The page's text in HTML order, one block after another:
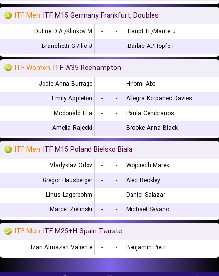
ITF Men ITF M15 Germany Frankfurt, Doubles
Dutine D.A./Klinkov M. - -
Haupt H./Maute J.
Branchetti G./Ilic J.
- - Barbic A./Hopfe F.
ITF Women ITF W35 Roehampton
Jodie Anna Burrage - -
Hiromi Abe
Emily Appleton
- -
Allegra Korpanec Davies
Mcdonald Ella
- -
Paula Cembranos
Amelia Rajecki
- - Brooke Anna Black
ITF Men ITF M15 Poland Bielsko Biala
Vladyslav Orlov - -
Wojciech Marek
Gregor Hausberger
- -
Alec Beckley
Linus Lagerbohm
- -
Daniel Salazar
Marcel Zielinski
- - Michael Savano
ITF Men ITF M25+H Spain Tauste
Izan Almazan Valiente - - Benjamin Pietri